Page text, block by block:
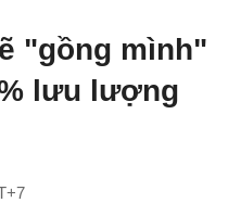
"gồng mình"
lưu lượng